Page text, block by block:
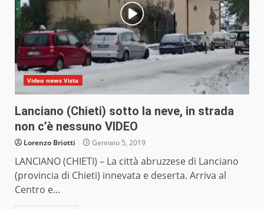
Video news Vista
Lanciano (Chieti) sotto la neve, in strada
non c’è nessuno VIDEO
Lorenzo Briotti Gennaio 5, 2019
LANCIANO (CHIETI) – La città abruzzese di Lanciano
(provincia di Chieti) innevata e deserta. Arriva al
Centro e...